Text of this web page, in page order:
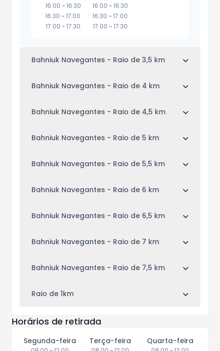
16:00 ~16:30
16:30 ~17:00
17:00 ~17:30
16:00 ~16:30
16:30 ~17:00
17:00 ~17:30
Bahniuk Navegantes - Raio de 3,5 km
Bahniuk Navegantes - Raio de 4 km
Bahniuk Navegantes - Raio de 4,5 km
Bahniuk Navegantes - Raio de 5 km
Bahniuk Navegantes - Raio de 5,5 km
Bahniuk Navegantes - Raio de 6 km
Bahniuk Navegantes - Raio de 6,5 km
Bahniuk Navegantes - Raio de 7 km
Bahniuk Navegantes - Raio de 7,5 km
Raio de 1km
Horários de retirada
Segunda-feira Terça-feira Quarta-feira